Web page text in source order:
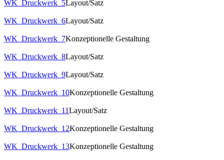
WK_Druckwerk_5Layout/Satz
WK_Druckwerk_6Layout/Satz
WK_Druckwerk_7Konzeptionelle Gestaltung
WK_Druckwerk_8Layout/Satz
WK_Druckwerk_9Layout/Satz
WK_Druckwerk_10Konzeptionelle Gestaltung
WK_Druckwerk_11Layout/Satz
WK_Druckwerk_12Konzeptionelle Gestaltung
WK_Druckwerk_13Konzeptionelle Gestaltung